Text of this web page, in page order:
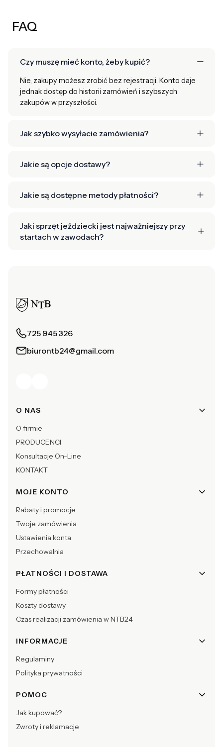
FAQ
Czy muszę mieć konto, żeby kupić?
Nie, zakupy możesz zrobić bez rejestracji. Konto daje
jednak dostęp do historii zamówień i szybszych
zakupów w przyszłości.
Jak szybko wysyłacie zamówienia?
Jakie są opcje dostawy?
Jakie są dostępne metody płatności?
Jaki sprzęt jeździecki jest najważniejszy przy
startach w zawodach?
725 945 326
biurontb24@gmail.com
Linki w stopce
O NAS
O firmie
PRODUCENCI
Konsultacje On-Line
KONTAKT
MOJE KONTO
Rabaty i promocje
Twoje zamówienia
Ustawienia konta
Przechowalnia
PŁATNOŚCI I DOSTAWA
Formy płatności
Koszty dostawy
Czas realizacji zamówienia w NTB24
INFORMACJE
Regulaminy
Polityka prywatności
POMOC
Jak kupować?
Zwroty i reklamacje